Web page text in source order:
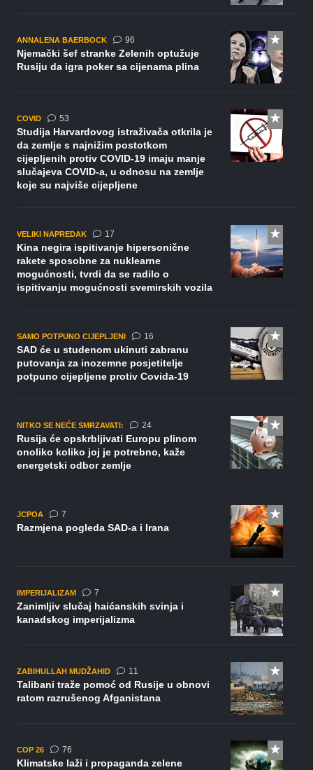
ANNALENA BAERBOCK 96komentara
Njemački šef stranke Zelenih optužuje
Rusiju da igra poker sa cijenama plina
COVID 53komentara
Studija Harvardovog istraživača otkrila je
da zemlje s najnižim postotkom
cijepljenih protiv COVID-19 imaju manje
slučajeva COVID-a, u odnosu na zemlje
koje su najviše cijepljene
VELIKI NAPREDAK 17komentara
Kina negira ispitivanje hipersonične
rakete sposobne za nuklearne
mogućnosti, tvrdi da se radilo o
ispitivanju mogućnosti svemirskih vozila
SAMO POTPUNO CIJEPLJENI 16komentara
SAD će u studenom ukinuti zabranu
putovanja za inozemne posjetitelje
potpuno cijepljene protiv Covida-19
NITKO SE NEĆE SMRZAVATI: 24komentara
Rusija će opskrbljivati Europu plinom
onoliko koliko joj je potrebno, kaže
energetski odbor zemlje
JCPOA 7komentara
Razmjena pogleda SAD-a i Irana
IMPERIJALIZAM 7komentara
Zanimljiv slučaj haićanskih svinja i
kanadskog imperijalizma
ZABIHULLAH MUDŽAHID 11
Talibani traže pomoć od Rusije u obnovi
ratom razrušenog Afganistana
COP 26 76komentara
Klimatske laži i propaganda zelene